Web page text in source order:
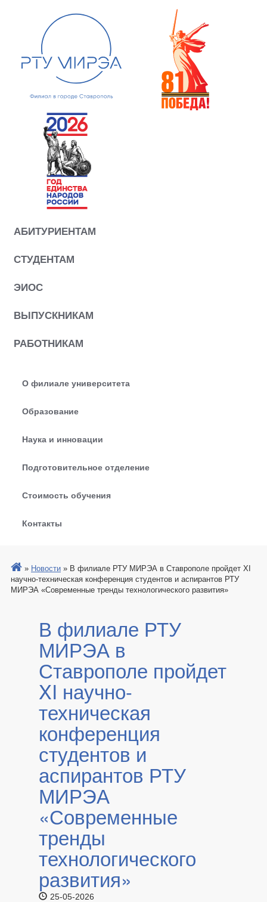
АБИТУРИЕНТАМ
СТУДЕНТАМ
ЭИОС
ВЫПУСКНИКАМ
РАБОТНИКАМ
О филиале университета
Образование
Наука и инновации
Подготовительное отделение
Стоимость обучения
Контакты
» Новости » В филиале РТУ МИРЭА в Ставрополе пройдет XI
научно-техническая конференция студентов и аспирантов РТУ
МИРЭА «Современные тренды технологического развития»
В филиале РТУ
МИРЭА в
Ставрополе пройдет
XI научно-
техническая
конференция
студентов и
аспирантов РТУ
МИРЭА
«Современные
тренды
технологического
развития»
25-05-2026